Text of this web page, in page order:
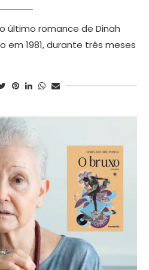
último romance de Dinah
em 1981, durante três meses